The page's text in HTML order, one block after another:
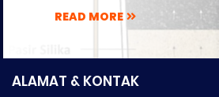
READ MORE
ALAMAT & KONTAK